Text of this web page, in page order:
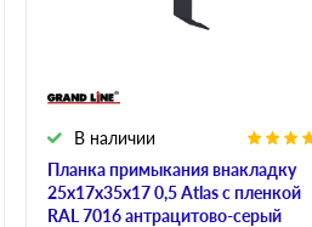
Планка примыкания внакладку
25х17х35х17 0,5 Atlas с пленкой
RAL 7016 антрацитово-серый
В наличии